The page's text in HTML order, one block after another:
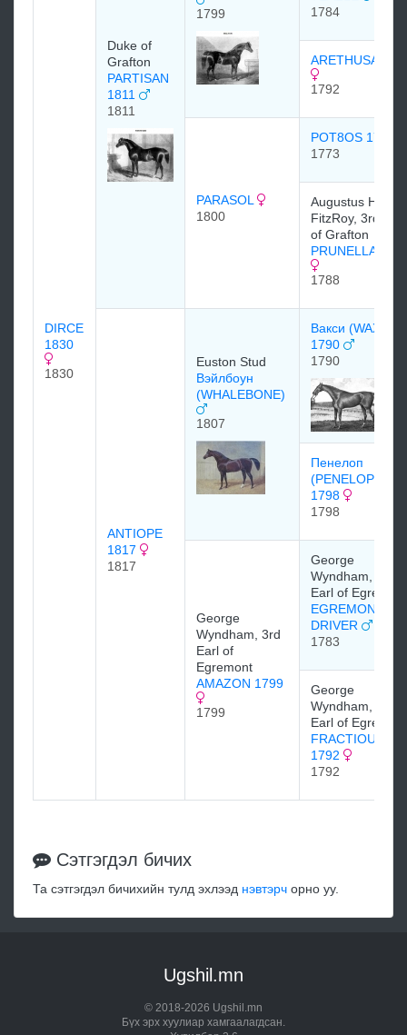
DIRCE
1830
1830
Duke of
Grafton
PARTISAN
1811
1811
1799
1784
ARETHUSA
1792
PARASOL
1800
POT8OS 1773
1773
Augustus Henry
FitzRoy, 3rd
of Grafton
PRUNELLA
1788
ANTIOPE
1817
1817
Euston Stud
Вэйлбоун
(WHALEBONE)
1807
Вакси (WAXY)
1790
1790
Пенелоп
(PENELOPE)
1798
1798
George
Wyndham, 3rd
Earl of
Egremont
AMAZON 1799
1799
George
Wyndham, 3rd
Earl of Egremont
EGREMONTS
DRIVER
1783
George
Wyndham, 3rd
Earl of Egremont
FRACTIOUS
1792
1792
Сэтгэгдэл бичих
Та сэтгэгдэл бичихийн тулд эхлээд нэвтэрч орно уу.
Ugshil.mn
© 2018-2026 Ugshil.mn
Бүх эрх хуулиар хамгаалагдсан.